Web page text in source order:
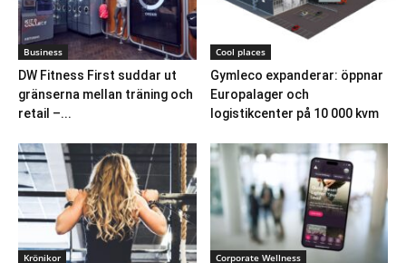
Business
DW Fitness First suddar ut
gränserna mellan träning och
retail –...
Cool places
Gymleco expanderar: öppnar
Europalager och
logistikcenter på 10 000 kvm
Krönikor Corporate Wellness